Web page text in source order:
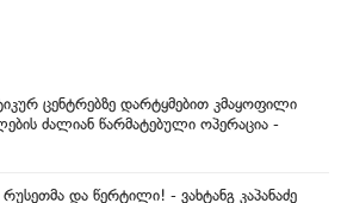
ცენტრებზე დარტყმებით კმაყოფილი
ძალიან წარმატებული ოპერაცია -
და წერტილი! - ვახტანგ კაპანაძე